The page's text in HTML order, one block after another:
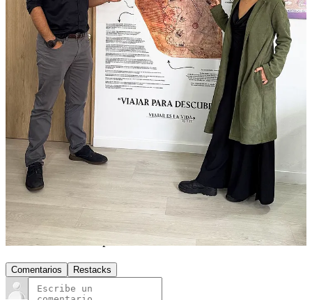
Descárgalo aquí en alta calidad y sin costo:
DESCARGA EL MAPA DE PIRI REIS EN ESPAÑOL EN PDF
DESCARGA EL MAPA DE PIRI REIS EN ESPAÑOL EN JPG
Porque viajar también es descubrir... incluso desde
13
Compartir
Anterior
Siguiente
Discusión sobre este post
Comentarios Restacks